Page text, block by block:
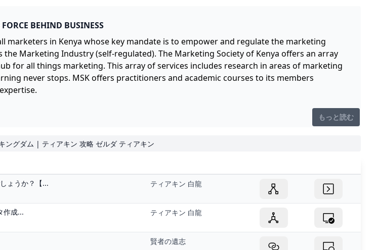
BEHIND BUSINESS
marketers in Kenya whose key mandate is to empower and regulate the marketing
Marketing Industry (self-regulated). The Marketing Society of Kenya offers an array
for all things marketing. This array of services includes research in areas of marketing
never stops. MSK offers practitioners and academic courses to its members
もっと読む
ングダム | ティアキン 攻略 ゼルダ ティアキン
ょうか？【...
ティアキン 白龍
作成...
ティアキン 白龍
賢者の遺志